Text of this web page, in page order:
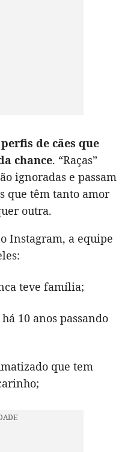
perfis de cães que
chance. “Raças”
ignoradas e passam
que têm tanto amor
outra.
Instagram, a equipe
teve família;
10 anos passando
que tem